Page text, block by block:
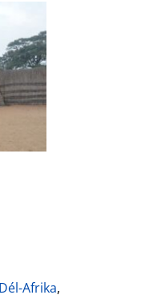
Dél-Afrika,